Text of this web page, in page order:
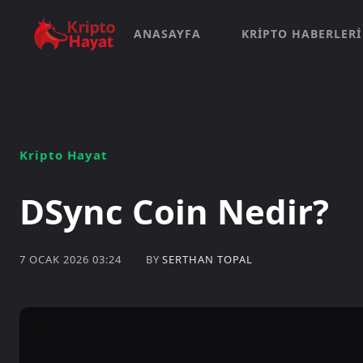
ANASAYFA KRIPTO HABERLERI
Kripto Hayat
DSync Coin Nedir?
7 OCAK 2026 03:24 BY SERTHAN TOPAL